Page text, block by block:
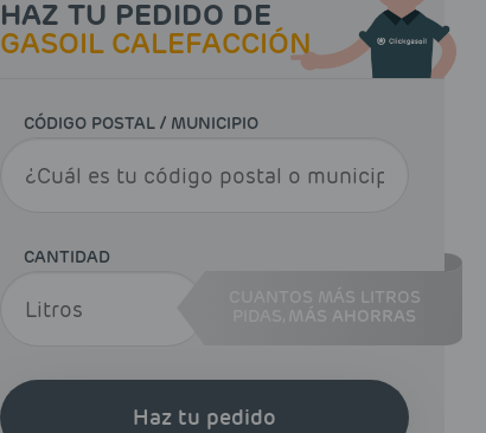
HAZ TU PEDIDO DE
GASOIL CALEFACCIÓN
CÓDIGO POSTAL / MUNICIPIO
CANTIDAD
CUANTOS MÁS LITROS
MÁS AHORRAS
Haz tu pedido